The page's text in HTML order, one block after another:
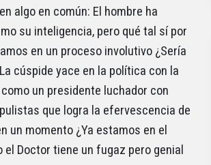
algo en común: El hombre ha
su inteligencia, pero qué tal sí por
en un proceso involutivo ¿Sería
cúspide yace en la política con la
un presidente luchador con
que logra la efervescencia de
un momento ¿Ya estamos en el
Doctor tiene un fugaz pero genial